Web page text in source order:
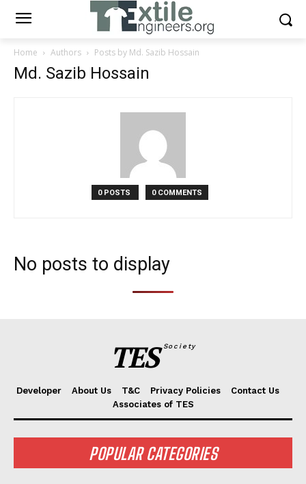
Home Authors Posts by Md. Sazib Hossain
Md. Sazib Hossain
0 POSTS 0 COMMENTS
No posts to display
TES Society
Developer About Us T&C Privacy Policies
Contact Us
Associates of TES
POPULAR CATEGORIES